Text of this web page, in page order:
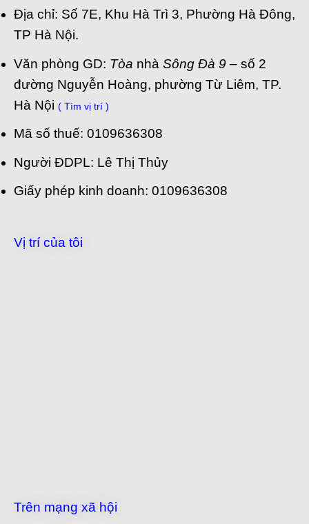
Địa chỉ: Số 7E, Khu Hà Trì 3, Phường Hà Đông,
TP Hà Nội.
Văn phòng GD: Tòa nhà Sông Đà 9 – số 2
đường Nguyễn Hoàng, phường Từ Liêm, TP.
Hà Nội ( Tìm vị trí )
Mã số thuế: 0109636308
Người ĐDPL: Lê Thị Thủy
Giấy phép kinh doanh: 0109636308
Vị trí của tôi
Trên mạng xã hội